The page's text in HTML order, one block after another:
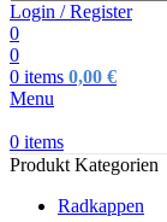
Login / Register
0
0
0 items 0,00 €
Menu
0 items
Produkt Kategorien
Radkappen